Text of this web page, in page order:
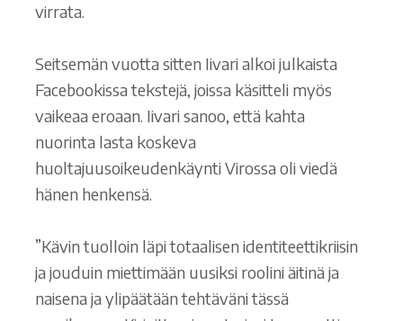
virrata.
Seitsemän vuotta sitten Iivari alkoi julkaista
Facebookissa tekstejä, joissa käsitteli myös
vaikeaa eroaan. Iivari sanoo, että kahta
nuorinta lasta koskeva
huoltajuusoikeudenkäynti Virossa oli viedä
hänen henkensä.
”Kävin tuolloin läpi totaalisen identiteettikriisin
ja jouduin miettimään uusiksi roolini äitinä ja
naisena ja ylipäätään tehtäväni tässä